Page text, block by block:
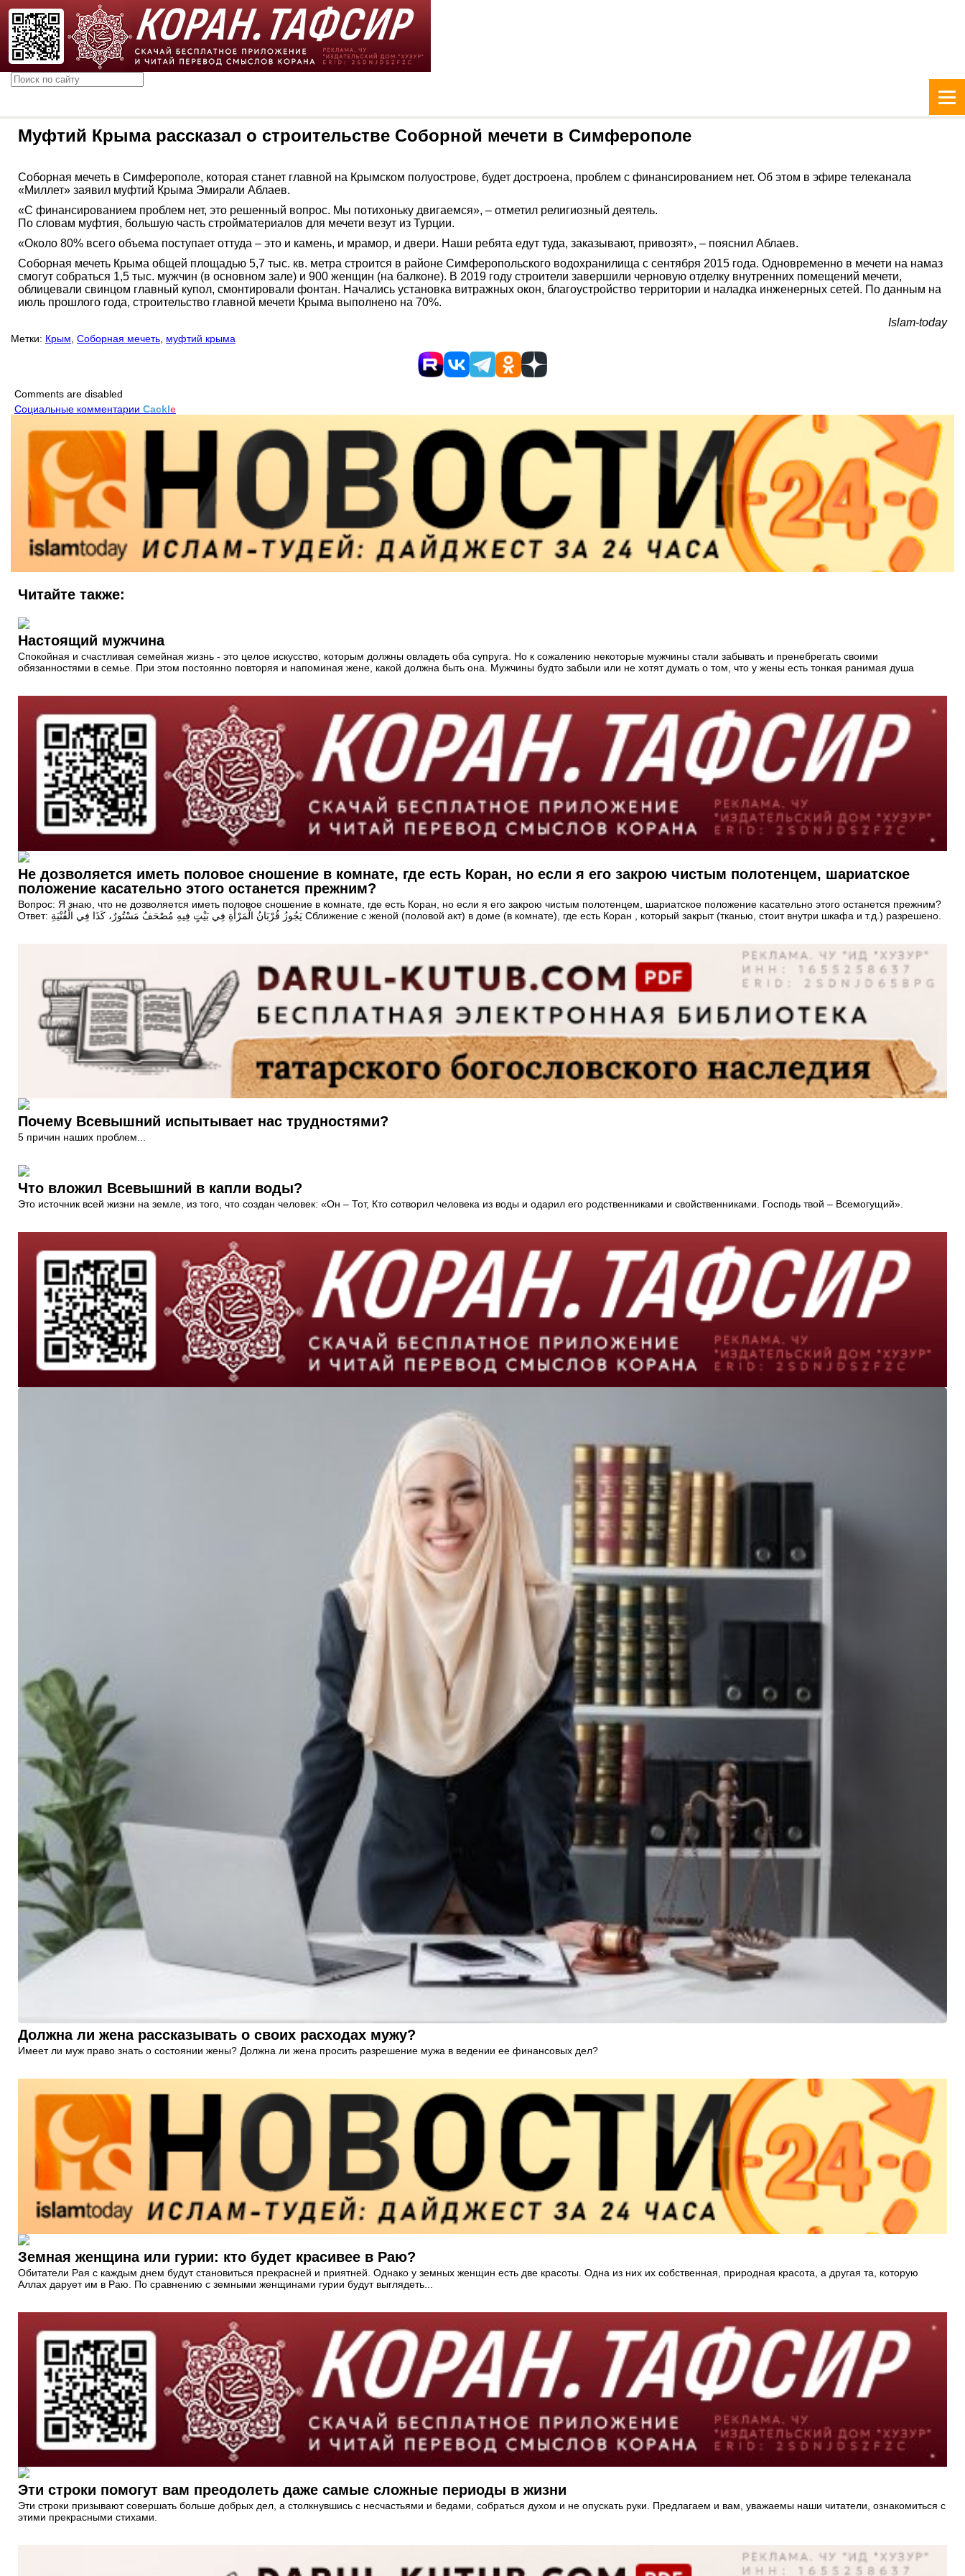
Муфтий Крыма рассказал о строительстве Соборной мечети в Симферополе
Соборная мечеть в Симферополе, которая станет главной на Крымском полуострове, будет достроена, проблем с финансированием нет. Об этом в эфире телеканала
«Миллет» заявил муфтий Крыма Эмирали Аблаев.
«С финансированием проблем нет, это решенный вопрос. Мы потихоньку двигаемся», – отметил религиозный деятель.
По словам муфтия, большую часть стройматериалов для мечети везут из Турции.
«Около 80% всего объема поступает оттуда – это и камень, и мрамор, и двери. Наши ребята едут туда, заказывают, привозят», – пояснил Аблаев.
Соборная мечеть Крыма общей площадью 5,7 тыс. кв. метра строится в районе Симферопольского водохранилища с сентября 2015 года. Одновременно в мечети на намаз
смогут собраться 1,5 тыс. мужчин (в основном зале) и 900 женщин (на балконе). В 2019 году строители завершили черновую отделку внутренних помещений мечети,
облицевали свинцом главный купол, смонтировали фонтан. Начались установка витражных окон, благоустройство территории и наладка инженерных сетей. По данным на
июль прошлого года, строительство главной мечети Крыма выполнено на 70%.
Islam-today
Метки: Крым Соборная мечеть муфтий крыма
Comments are disabled
Социальные комментарии Cackle
Читайте также:
Настоящий мужчина
Спокойная и счастливая семейная жизнь - это целое искусство, которым должны овладеть оба супруга. Но к сожалению некоторые мужчины стали забывать и пренебрегать своими
обязанностями в семье. При этом постоянно повторяя и напоминая жене, какой должна быть она. Мужчины будто забыли или не хотят думать о том, что у жены есть тонкая ранимая душа
Не дозволяется иметь половое сношение в комнате, где есть Коран, но если я его закрою чистым полотенцем, шариатское
положение касательно этого останется прежним?
Вопрос: Я знаю, что не дозволяется иметь половое сношение в комнате, где есть Коран, но если я его закрою чистым полотенцем, шариатское положение касательно этого останется прежним?
Ответ: يَجُوزُ قُرْبَانُ الْمَرْأَةِ فِي بَيْتٍ فِيهِ مُصْحَفٌ مَسْتُورٌ، كَذَا فِي الْقُنْيَةِ Сближение с женой (половой акт) в доме (в комнате), где есть Коран , который закрыт (тканью, стоит внутри шкафа и т.д.) разрешено.
Почему Всевышний испытывает нас трудностями?
5 причин наших проблем...
Что вложил Всевышний в капли воды?
Это источник всей жизни на земле, из того, что создан человек: «Он – Тот, Кто сотворил человека из воды и одарил его родственниками и свойственниками. Господь твой – Всемогущий».
Должна ли жена рассказывать о своих расходах мужу?
Имеет ли муж право знать о состоянии жены? Должна ли жена просить разрешение мужа в ведении ее финансовых дел?
Земная женщина или гурии: кто будет красивее в Раю?
Обитатели Рая с каждым днем будут становиться прекрасней и приятней. Однако у земных женщин есть две красоты. Одна из них их собственная, природная красота, а другая та, которую
Аллах дарует им в Раю. По сравнению с земными женщинами гурии будут выглядеть...
Эти строки помогут вам преодолеть даже самые сложные периоды в жизни
Эти строки призывают совершать больше добрых дел, а столкнувшись с несчастьями и бедами, собраться духом и не опускать руки. Предлагаем и вам, уважаемы наши читатели, ознакомиться с
этими прекрасными стихами.